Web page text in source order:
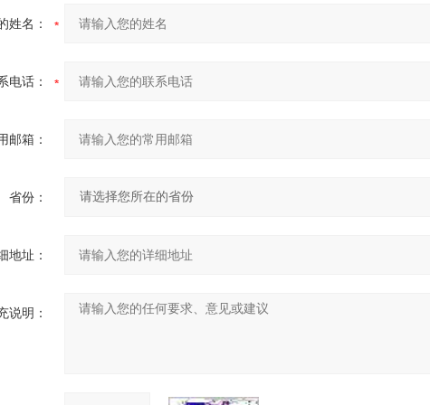
姓名：
电话：
邮箱：
省份：
地址：
说明：